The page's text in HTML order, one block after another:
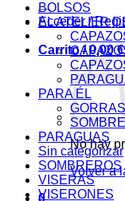
Acceder /
Carrito /0,00€
No hay
Volver a
BOLSOS
EL ATELIER
PARA ÉL
PARAGUAS
Sin categorizar
SOMBREROS
VISERAS
VISERONES